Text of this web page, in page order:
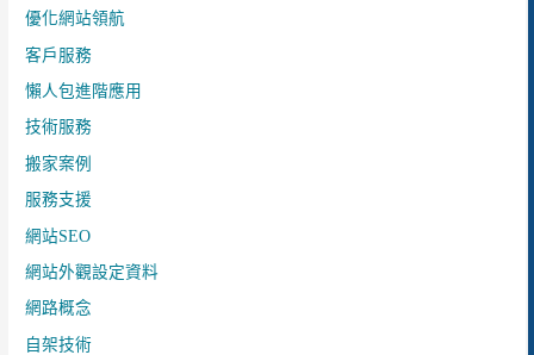
優化網站領航
客戶服務
懶人包進階應用
技術服務
搬家案例
服務支援
網站SEO
網站外觀設定資料
網路概念
自架技術